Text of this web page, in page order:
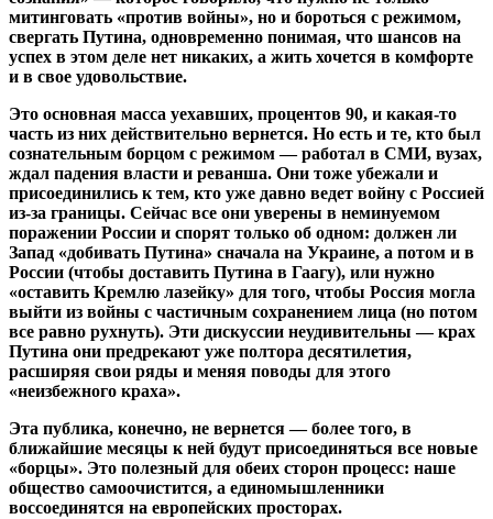
митинговать «против войны», но и бороться с режимом,
свергать Путина, одновременно понимая, что шансов на
успех в этом деле нет никаких, а жить хочется в комфорте
и в свое удовольствие.
Это основная масса уехавших, процентов 90, и какая-то
часть из них действительно вернется. Но есть и те, кто был
сознательным борцом с режимом — работал в СМИ, вузах,
ждал падения власти и реванша. Они тоже убежали и
присоединились к тем, кто уже давно ведет войну с Россией
из-за границы. Сейчас все они уверены в неминуемом
поражении России и спорят только об одном: должен ли
Запад «добивать Путина» сначала на Украине, а потом и в
России (чтобы доставить Путина в Гаагу), или нужно
«оставить Кремлю лазейку» для того, чтобы Россия могла
выйти из войны с частичным сохранением лица (но потом
все равно рухнуть). Эти дискуссии неудивительны — крах
Путина они предрекают уже полтора десятилетия,
расширяя свои ряды и меняя поводы для этого
«неизбежного краха».
Эта публика, конечно, не вернется — более того, в
ближайшие месяцы к ней будут присоединяться все новые
«борцы». Это полезный для обеих сторон процесс: наше
общество самоочистится, а единомышленники
воссоединятся на европейских просторах.